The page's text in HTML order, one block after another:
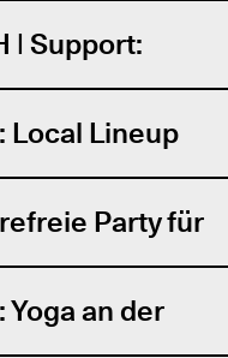
| Support:
Local Lineup
Party für
an der